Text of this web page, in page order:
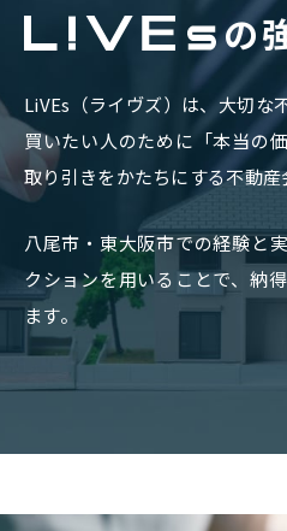
の
LiVEs（ライヴズ）は、大切な
買いたい人のために「本当の
取り引きをかたちにする不動産
八尾市・東大阪市での経験と
クションを用いることで、 納
ます。